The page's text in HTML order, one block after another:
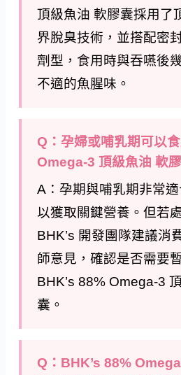
頂級魚油 軟膠囊採用了
界脫臭技術，並搭配密
劑型，食用時與吞嚥後
不適的魚腥味。
Q：孕婦或哺乳期可以
Omega-3 頂級魚油 軟
A：孕期與哺乳期非常
以獲取關鍵營養。但若
BHK’s 開發團隊建議消
師意見，確認是否需要
BHK’s 88% Omega-3
囊。
Q：BHK’s 88%